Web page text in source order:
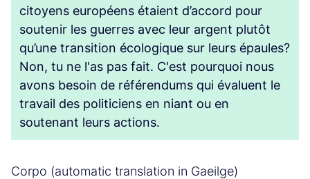
citoyens européens étaient d’accord pour
soutenir les guerres avec leur argent plutôt
qu’une transition écologique sur leurs épaules?
Non, tu ne l'as pas fait. C'est pourquoi nous
avons besoin de référendums qui évaluent le
travail des politiciens en niant ou en
soutenant leurs actions.
Corpo (automatic translation in Gaeilge)